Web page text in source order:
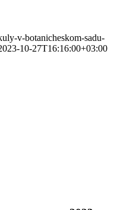
v-botanicheskom-sadu-
10-27T16:16:00+03:00